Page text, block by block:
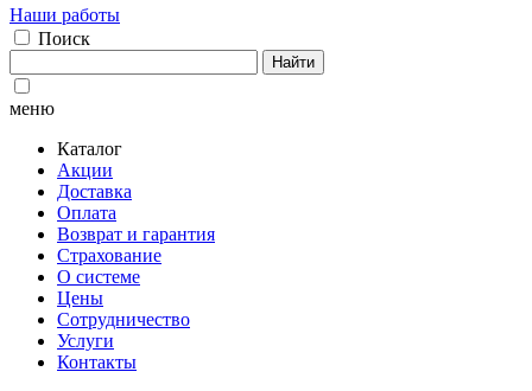
Наши работы
Поиск
Найти
меню
Каталог
Акции
Доставка
Оплата
Возврат и гарантия
Страхование
О системе
Цены
Сотрудничество
Услуги
Контакты